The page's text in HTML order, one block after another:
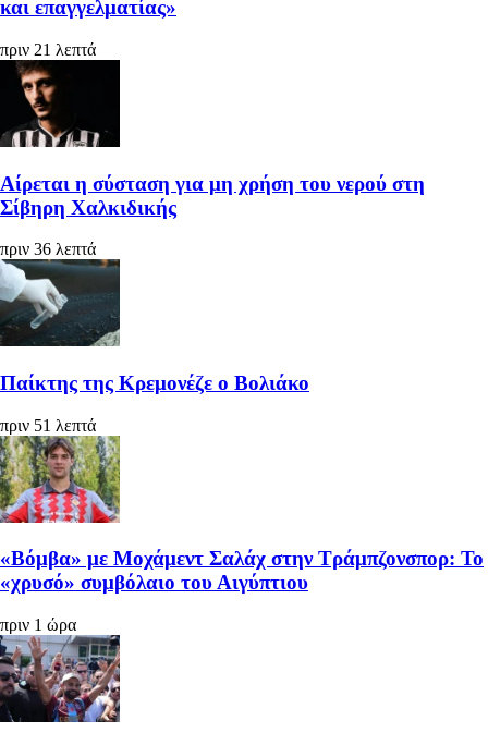
και επαγγελματίας»
πριν 21 λεπτά
Αίρεται η σύσταση για μη χρήση του νερού στη
Σίβηρη Χαλκιδικής
πριν 36 λεπτά
Παίκτης της Κρεμονέζε ο Βολιάκο
πριν 51 λεπτά
«Βόμβα» με Μοχάμεντ Σαλάχ στην Τράμπζονσπορ: Το
«χρυσό» συμβόλαιο του Αιγύπτιου
πριν 1 ώρα